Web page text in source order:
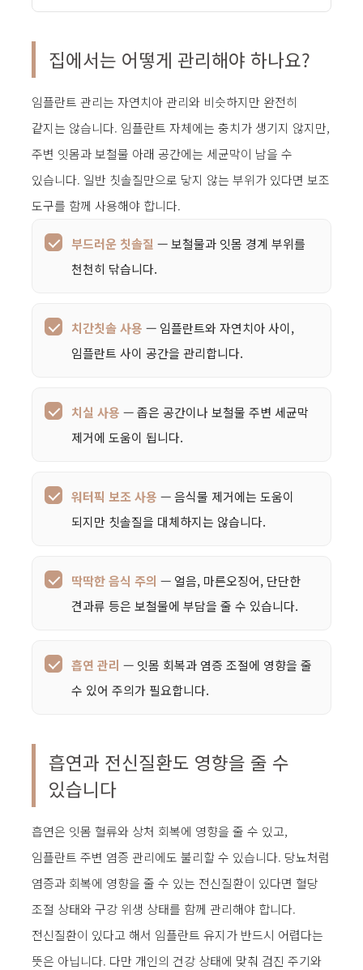
집에서는 어떻게 관리해야 하나요?
임플란트 관리는 자연치아 관리와 비슷하지만 완전히
같지는 않습니다. 임플란트 자체에는 충치가 생기지 않지만,
주변 잇몸과 보철물 아래 공간에는 세균막이 남을 수
있습니다. 일반 칫솔질만으로 닿지 않는 부위가 있다면 보조
도구를 함께 사용해야 합니다.
부드러운 칫솔질 — 보철물과 잇몸 경계 부위를
천천히 닦습니다.
치간칫솔 사용 — 임플란트와 자연치아 사이,
임플란트 사이 공간을 관리합니다.
치실 사용 — 좁은 공간이나 보철물 주변 세균막
제거에 도움이 됩니다.
워터픽 보조 사용 — 음식물 제거에는 도움이
되지만 칫솔질을 대체하지는 않습니다.
딱딱한 음식 주의 — 얼음, 마른오징어, 단단한
견과류 등은 보철물에 부담을 줄 수 있습니다.
흡연 관리 — 잇몸 회복과 염증 조절에 영향을 줄
수 있어 주의가 필요합니다.
흡연과 전신질환도 영향을 줄 수
있습니다
흡연은 잇몸 혈류와 상처 회복에 영향을 줄 수 있고,
임플란트 주변 염증 관리에도 불리할 수 있습니다. 당뇨처럼
염증과 회복에 영향을 줄 수 있는 전신질환이 있다면 혈당
조절 상태와 구강 위생 상태를 함께 관리해야 합니다.
전신질환이 있다고 해서 임플란트 유지가 반드시 어렵다는
뜻은 아닙니다. 다만 개인의 건강 상태에 맞춰 검진 주기와